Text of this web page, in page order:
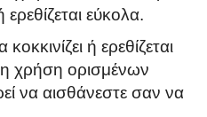
ερεθίζεται εύκολα.
ή ερεθίζεται
χρήση ορισμένων
να αισθάνεστε σαν να